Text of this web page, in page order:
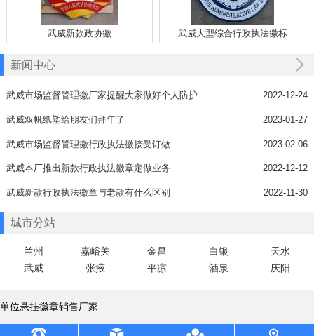
武威新款政协徽 武威大型综合行政执法徽标
新闻中心
武威市场监督管理徽厂家提醒大家做好个人防护 2022-12-24
武威双帆纸塑给朋友们拜年了 2023-01-27
武威市场监督管理徽行政执法徽接受订做 2023-02-06
武威本厂推出新款行政执法徽章定做业务 2022-12-12
武威新款行政执法徽章与老款有什么区别 2022-11-30
城市分站
兰州 嘉峪关 金昌 白银
天水
武威
张掖 平凉 酒泉 庆阳
单位悬挂徽章销售厂家